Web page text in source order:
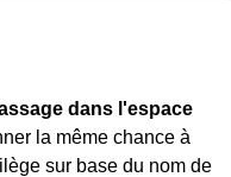
dans l'espace
la même chance à
sur base du nom de